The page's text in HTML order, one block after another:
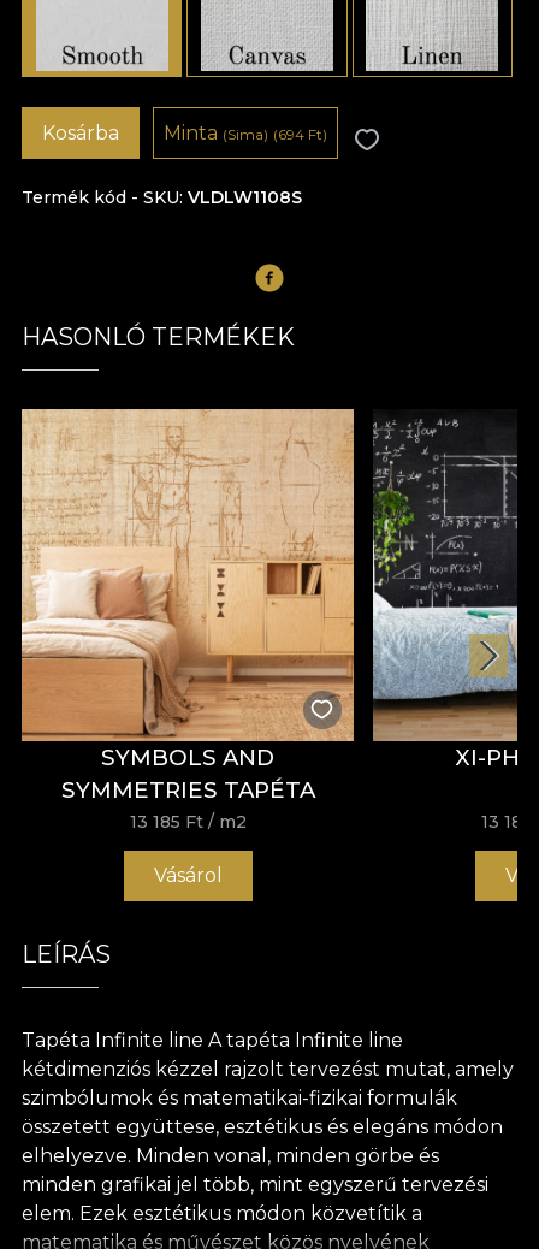
Termék kód - SKU VLDLW1108S
Kosárba Minta (Sima) (694 Ft)
HASONLÓ TERMÉKEK
SYMBOLS AND
SYMMETRIES TAPÉTA
13 185 Ft / m2
Vásárol
XI-PHI
13 185
LEÍRÁS
Tapéta Infinite line A tapéta Infinite line
kétdimenziós kézzel rajzolt tervezést mutat, amely
szimbólumok és matematikai-fizikai formulák
összetett együttese, esztétikus és elegáns módon
elhelyezve. Minden vonal, minden görbe és
minden grafikai jel több, mint egyszerű tervezési
elem. Ezek esztétikus módon közvetítik a
matematika és művészet közös nyelvének